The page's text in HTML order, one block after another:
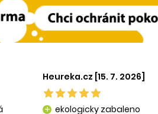
Heureka.cz [15. 7. 2026]
add ekologicky zabaleno